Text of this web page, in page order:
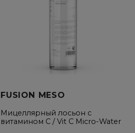
FUSION MESO
Мицеллярный лосьон с
витамином C / Vit C Micro-Water